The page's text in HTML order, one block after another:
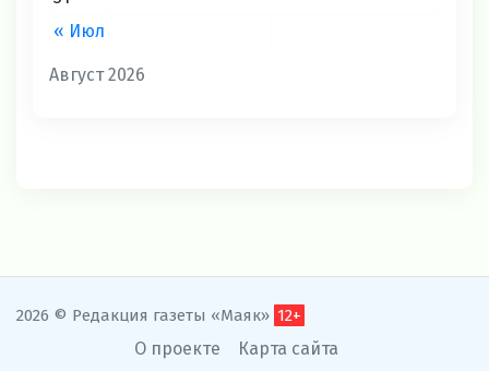
Август 2026
« Июл
2026 © Редакция газеты «Маяк» 12+
О проекте Карта сайта